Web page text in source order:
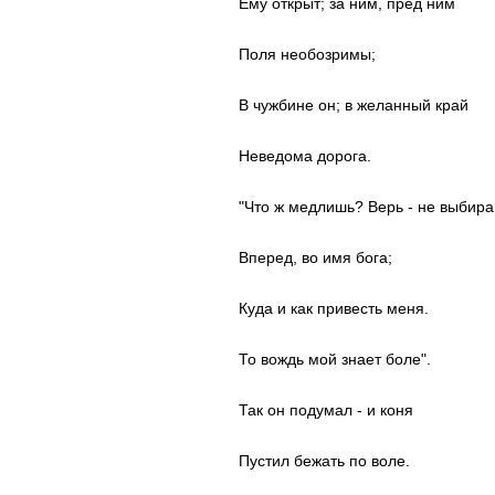
Поля необозримы;
В чужбине он; в желанный край
Неведома дорога.
"Что ж медлишь? Верь - не
Вперед, во имя бога;
Куда и как привесть меня.
То вождь мой знает боле".
Так он подумал - и коня
Пустил бежать по воле.